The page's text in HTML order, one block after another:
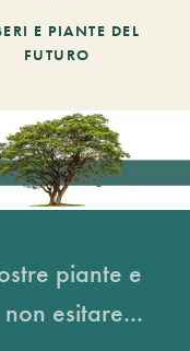
E PIANTE DEL
FUTURO
piante e
esitare...